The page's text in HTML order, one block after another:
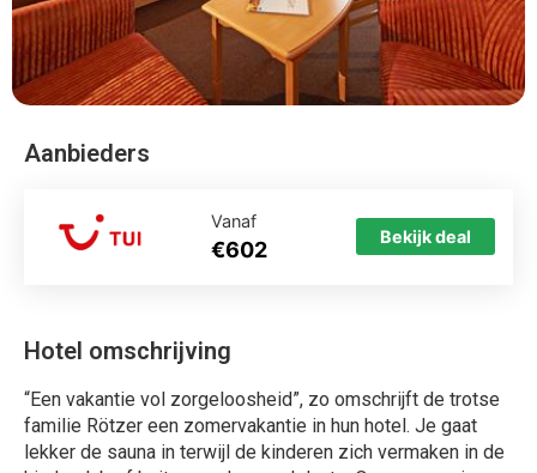
Hotel omschrijving
“Een vakantie vol zorgeloosheid”, zo omschrijft de trotse
familie Rötzer een zomervakantie in hun hotel. Je gaat
lekker de sauna in terwijl de kinderen zich vermaken in de
Aanbieders
Vanaf
€602 Bekijk deal